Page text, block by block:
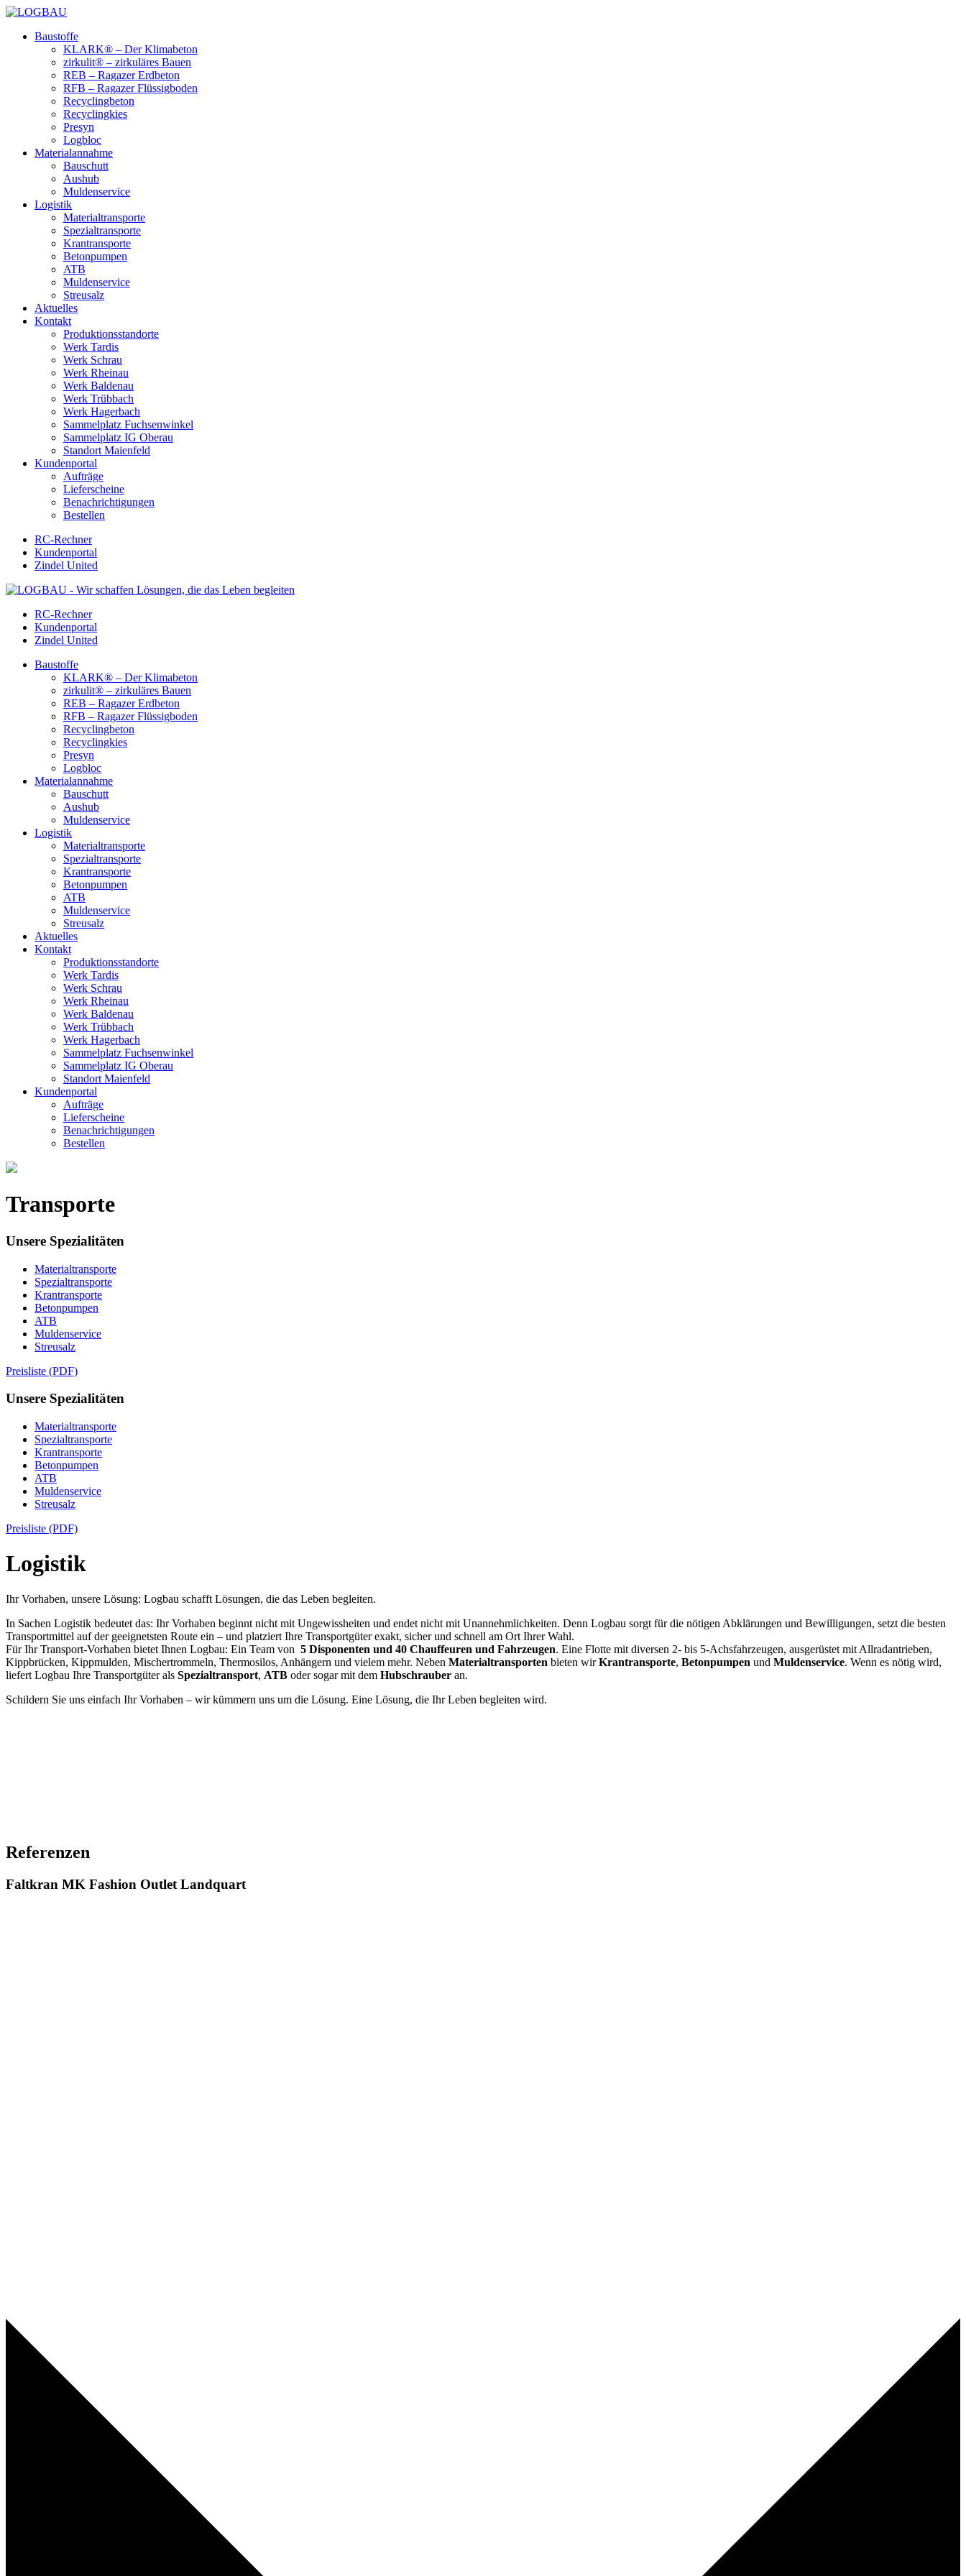
Baustoffe
KLARK® – Der Klimabeton
zirkulit® – zirkuläres Bauen
REB – Ragazer Erdbeton
RFB – Ragazer Flüssigboden
Recyclingbeton
Recyclingkies
Presyn
Logbloc
Materialannahme
Bauschutt
Aushub
Muldenservice
Logistik
Materialtransporte
Spezialtransporte
Krantransporte
Betonpumpen
ATB
Muldenservice
Streusalz
Aktuelles
Kontakt
Produktionsstandorte
Werk Tardis
Werk Schrau
Werk Rheinau
Werk Baldenau
Werk Trübbach
Werk Hagerbach
Sammelplatz Fuchsenwinkel
Sammelplatz IG Oberau
Standort Maienfeld
Kundenportal
Aufträge
Lieferscheine
Benachrichtigungen
Bestellen
RC-Rechner
Kundenportal
Zindel United
RC-Rechner
Kundenportal
Zindel United
Baustoffe
KLARK® – Der Klimabeton
zirkulit® – zirkuläres Bauen
REB – Ragazer Erdbeton
RFB – Ragazer Flüssigboden
Recyclingbeton
Recyclingkies
Presyn
Logbloc
Materialannahme
Bauschutt
Aushub
Muldenservice
Logistik
Materialtransporte
Spezialtransporte
Krantransporte
Betonpumpen
ATB
Muldenservice
Streusalz
Aktuelles
Kontakt
Produktionsstandorte
Werk Tardis
Werk Schrau
Werk Rheinau
Werk Baldenau
Werk Trübbach
Werk Hagerbach
Sammelplatz Fuchsenwinkel
Sammelplatz IG Oberau
Standort Maienfeld
Kundenportal
Aufträge
Lieferscheine
Benachrichtigungen
Bestellen
Transporte
Unsere Spezialitäten
Materialtransporte
Spezialtransporte
Krantransporte
Betonpumpen
ATB
Muldenservice
Streusalz
Preisliste (PDF)
Unsere Spezialitäten
Materialtransporte
Spezialtransporte
Krantransporte
Betonpumpen
ATB
Muldenservice
Streusalz
Preisliste (PDF)
Logistik
Ihr Vorhaben, unsere Lösung: Logbau schafft Lösungen, die das Leben begleiten.
In Sachen Logistik bedeutet das: Ihr Vorhaben beginnt nicht mit Ungewissheiten und endet nicht mit Unannehmlichkeiten. Denn Logbau sorgt für die nötigen Abklärungen und Bewilligungen, setzt die besten
Transportmittel auf der geeignetsten Route ein – und platziert Ihre Transportgüter exakt, sicher und schnell am Ort Ihrer Wahl.
Für Ihr Transport-Vorhaben bietet Ihnen Logbau: Ein Team von 5 Disponenten und 40 Chauffeuren und Fahrzeugen. Eine Flotte mit diversen 2- bis 5-Achsfahrzeugen, ausgerüstet mit Allradantrieben,
Kippbrücken, Kippmulden, Mischertrommeln, Thermosilos, Anhängern und vielem mehr. Neben Materialtransporten bieten wirKrantransporte, Betonpumpen und Muldenservice. Wenn es nötig wird,
liefert Logbau Ihre Transportgüter als Spezialtransport, ATB oder sogar mit dem Hubschrauber an.
Schildern Sie uns einfach Ihr Vorhaben – wir kümmern uns um die Lösung. Eine Lösung, die Ihr Leben begleiten wird.
Referenzen
Faltkran MK Fashion Outlet Landquart